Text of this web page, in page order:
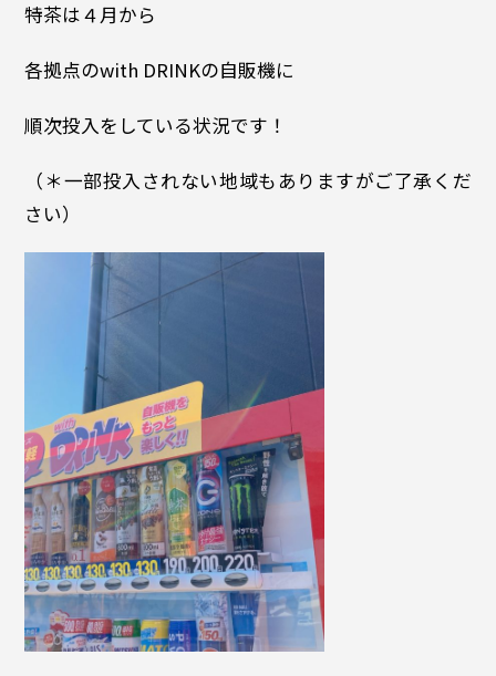
特茶は４月から
各拠点のwith DRINKの自販機に
順次投入をしている状況です！
（＊一部投入されない地域もありますがご了承くだ
さい）